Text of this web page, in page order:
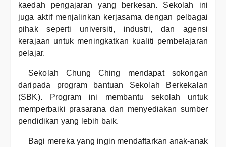
kaedah pengajaran yang berkesan. Sekolah ini
juga aktif menjalinkan kerjasama dengan pelbagai
pihak seperti universiti, industri, dan agensi
kerajaan untuk meningkatkan kualiti pembelajaran
pelajar.
Sekolah Chung Ching mendapat sokongan
daripada program bantuan Sekolah Berkekalan
(SBK). Program ini membantu sekolah untuk
memperbaiki prasarana dan menyediakan sumber
pendidikan yang lebih baik.
Bagi mereka yang ingin mendaftarkan anak-anak